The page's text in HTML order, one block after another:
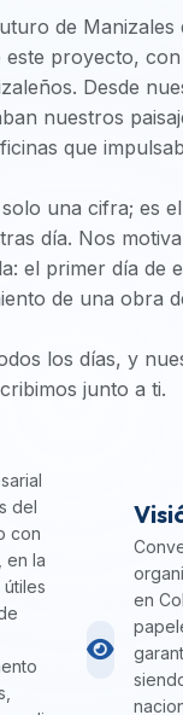
de Manizales
proyecto,
Desde
nuestros
que
una cifra; es
día. Nos
el primer día de
de una obra
los días, y
junto a ti.
del
con
en la
en